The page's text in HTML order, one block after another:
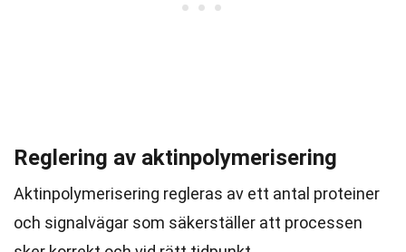
Reglering av aktinpolymerisering
Aktinpolymerisering regleras av ett antal proteiner
och signalvägar som säkerställer att processen